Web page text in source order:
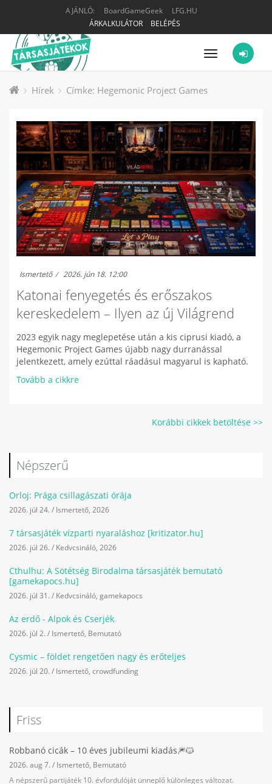
AJÁNLÓ: BoardGameGeek
LFG.HU
ÁRKALKULÁTOR
BELÉPÉS
Menü
Hírek Címke: Hegemonic Project Games
Ismertető 2026. jún 18. 12:00
Katonai fenyegetés és erőszakos
kereskedelem – Ilyen az új Világrend
2023 egyik nagy meglepetése után a kis ciprusi kiadó, a
Hegemonic Project Games újabb nagy durranással
jelentkezett, amely ezúttal ráadásul magyarul is kapható.
Tovább a cikkre
Korábbi cikkek betöltése >>
Népszerű
Orloj: Prága csillagászati órája
2026. júl 24. / Ismertető 2026
7 társasjáték vízparti nyaraláshoz [kritizator.hu]
2026. júl 26. / Kedvcsináló 2026
Cthulhu: A Sötétség Birodalma társasjáték bemutató
[gamekapocs.hu]
2026. júl 31. / Kedvcsináló gamekapocs
Az erdő - Alpok és Cserjék
2026. júl 2. / Ismertető Bemutató
Cysmic – földet rengetően nagy és erőteljes
2026. júl 20. / Ismertető crowdfunding
Friss
Robbanó cicák – 10 éves jubileumi kiadás🎆🐱
2026. aug 7. / Ismertető Bemutató
A népszerű partijáték 10. évfordulóját ünneplő különleges változat.